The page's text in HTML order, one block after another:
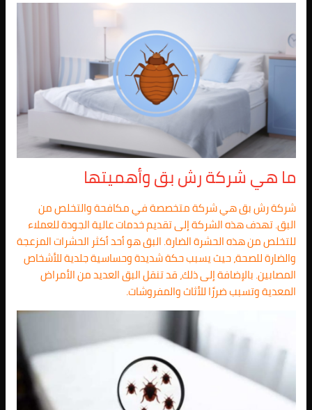
ما هي شركة رش بق وأهميتها
شركة رش بق هي شركة متخصصة في مكافحة والتخلص من
البق. تهدف هذه الشركة إلى تقديم خدمات عالية الجودة للعملاء
للتخلص من هذه الحشرة الضارة. البق هو أحد أكثر الحشرات المزعجة
والضارة للصحة، حيث يسبب حكة شديدة وحساسية جلدية للأشخاص
المصابين. بالإضافة إلى ذلك، قد تنقل البق العديد من الأمراض
المعدية وتسبب ضررًا للأثاث والمفروشات.